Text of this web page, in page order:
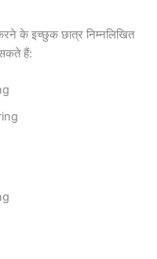
करने के इच्छुक छात्र निम्नलिखित
हैं: